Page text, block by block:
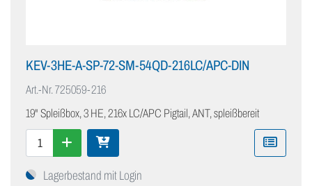
KEV-3HE-A-SP-72-SM-54QD-216LC/APC-DIN
Art.-Nr.725059-216
19" Spleißbox, 3 HE, 216x LC/APC Pigtail, ANT, spleißbereit
Lagerbestand mit Login